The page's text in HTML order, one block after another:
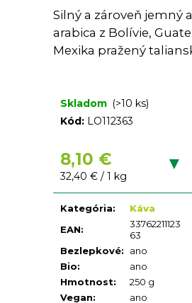
Silný a zároveň jemný
arabica z Bolívie,
Mexika pražený
Skladom (>10 ks)
Kód: LO112363
8,10 €
Jednotková
cena:
32,40 € / 1 kg
Kategória:
Káva
EAN:
33762211123
63
Bezlepkové:
ano
Bio:
ano
Hmotnost:
250 g
Vegan:
ano